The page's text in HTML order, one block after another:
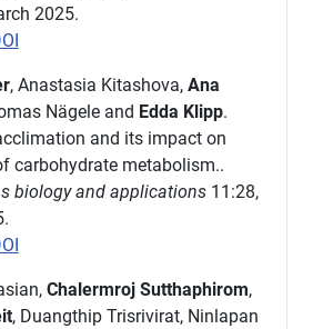
2025.
, Anastasia Kitashova, Ana
Nägele and Edda Klipp.
and its impact on
carbohydrate metabolism..
biology and applications11:28,
Chalermroj Sutthaphirom,
, Duangthip Trisrivirat, Ninlapan